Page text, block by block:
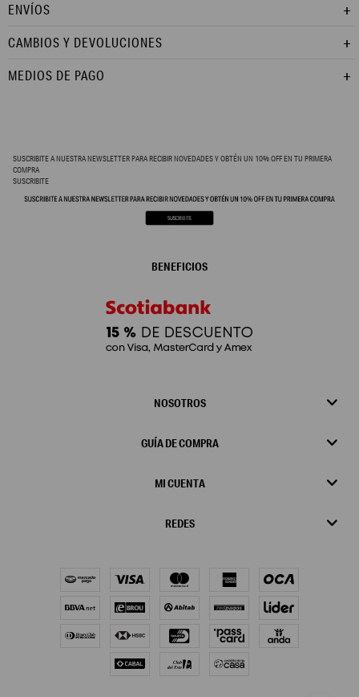
ENVÍOS
CAMBIOS Y DEVOLUCIONES
MEDIOS DE PAGO
SUSCRIBITE A NUESTRA NEWSLETTER PARA RECIBIR NOVEDADES Y OBTÉN UN 10% OFF EN TU PRIMERA
COMPRA
SUSCRIBITE
NOSOTROS
GUÍA DE COMPRA
MI CUENTA
REDES
BENEFICIOS